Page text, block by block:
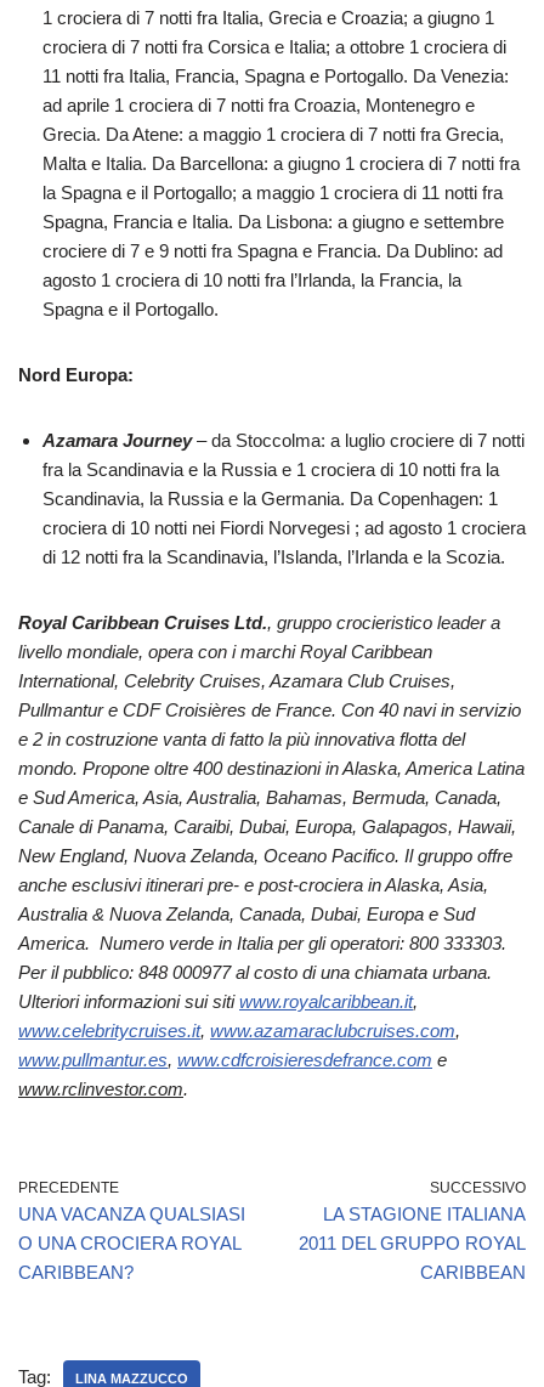
1 crociera di 7 notti fra Italia, Grecia e Croazia; a giugno 1
crociera di 7 notti fra Corsica e Italia; a ottobre 1 crociera di
11 notti fra Italia, Francia, Spagna e Portogallo. Da Venezia:
ad aprile 1 crociera di 7 notti fra Croazia, Montenegro e
Grecia. Da Atene: a maggio 1 crociera di 7 notti fra Grecia,
Malta e Italia. Da Barcellona: a giugno 1 crociera di 7 notti fra
la Spagna e il Portogallo; a maggio 1 crociera di 11 notti fra
Spagna, Francia e Italia. Da Lisbona: a giugno e settembre
crociere di 7 e 9 notti fra Spagna e Francia. Da Dublino: ad
agosto 1 crociera di 10 notti fra l’Irlanda, la Francia, la
Spagna e il Portogallo.
Nord Europa:
Azamara Journey – da Stoccolma: a luglio crociere di 7 notti
fra la Scandinavia e la Russia e 1 crociera di 10 notti fra la
Scandinavia, la Russia e la Germania. Da Copenhagen: 1
crociera di 10 notti nei Fiordi Norvegesi ; ad agosto 1 crociera
di 12 notti fra la Scandinavia, l’Islanda, l’Irlanda e la Scozia.
Royal Caribbean Cruises Ltd., gruppo crocieristico leader a
livello mondiale, opera con i marchi Royal Caribbean
International, Celebrity Cruises, Azamara Club Cruises,
Pullmantur e CDF Croisières de France. Con 40 navi in servizio
e 2 in costruzione vanta di fatto la più innovativa flotta del
mondo. Propone oltre 400 destinazioni in Alaska, America Latina
e Sud America, Asia, Australia, Bahamas, Bermuda, Canada,
Canale di Panama, Caraibi, Dubai, Europa, Galapagos, Hawaii,
New England, Nuova Zelanda, Oceano Pacifico. Il gruppo offre
anche esclusivi itinerari pre- e post-crociera in Alaska, Asia,
Australia & Nuova Zelanda, Canada, Dubai, Europa e Sud
America. Numero verde in Italia per gli operatori: 800 333303.
Per il pubblico: 848 000977 al costo di una chiamata urbana.
Ulteriori informazioni sui sitiwww.royalcaribbean.it,
www.celebritycruises.it, www.azamaraclubcruises.com,
www.pullmantur.es, www.cdfcroisieresdefrance.com e
www.rclinvestor.com.
PRECEDENTE
UNA VACANZA QUALSIASI
O UNA CROCIERA ROYAL
CARIBBEAN?
SUCCESSIVO
LA STAGIONE ITALIANA
2011 DEL GRUPPO ROYAL
CARIBBEAN
Tag: LINA MAZZUCCO